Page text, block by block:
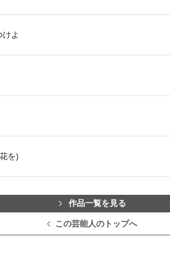
よ
を)
作品一覧を見る
この芸能人のトップへ